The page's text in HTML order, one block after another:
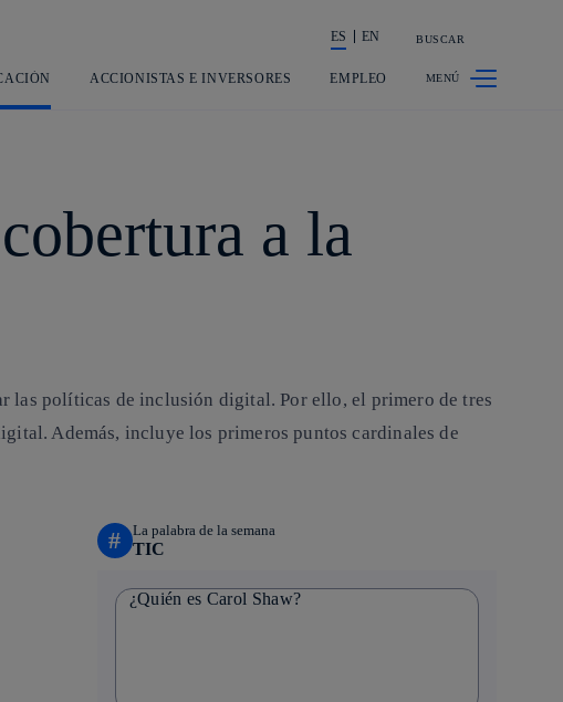
La acción en accionistas e inversores
ES EN BUSCAR
ACCIONISTAS E INVERSORES EMPLEO
a la
las políticas de inclusión digital. Por ello, el primero de tres
Además, incluye los primeros puntos cardinales de
# La palabra de la semana
TIC
¿Quién es Carol Shaw?